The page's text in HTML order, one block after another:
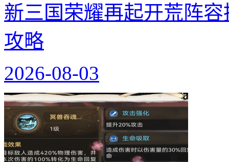
新三国荣耀再起开荒阵
攻略
2026-08-03